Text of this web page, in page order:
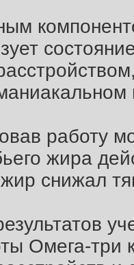
работу
жира
снижал
Омега-три